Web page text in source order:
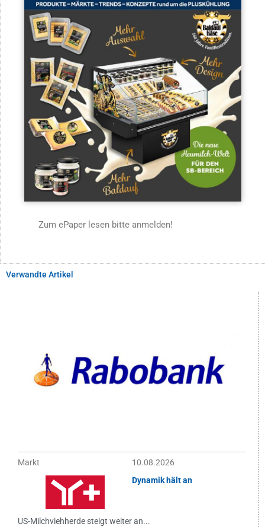
Zum ePaper lesen bitte anmelden!
Verwandte Artikel
Markt
10.08.2026
Dynamik hält an
US-Milchviehherde steigt weiter an...